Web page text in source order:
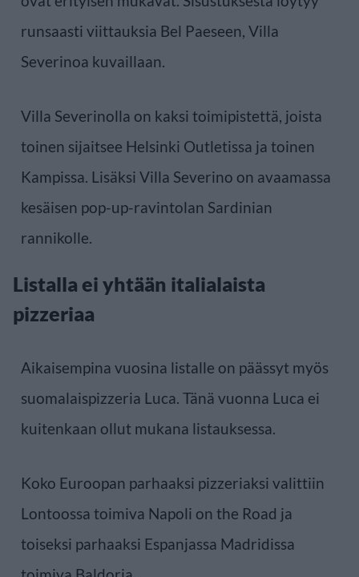
runsaasti viittauksia Bel Paeseen, Villa
Severinoa kuvaillaan.
Villa Severinolla on kaksi toimipistettä, joista
toinen sijaitsee Helsinki Outletissa ja toinen
Kampissa. Lisäksi Villa Severino on avaamassa
kesäisen pop-up-ravintolan Sardinian
rannikolle.
Listalla ei yhtään italialaista
pizzeriaa
Aikaisempina vuosina listalle on päässyt myös
suomalaispizzeria Luca. Tänä vuonna Luca ei
kuitenkaan ollut mukana listauksessa.
Koko Euroopan parhaaksi pizzeriaksi valittiin
Lontoossa toimiva Napoli on the Road ja
toiseksi parhaaksi Espanjassa Madridissa